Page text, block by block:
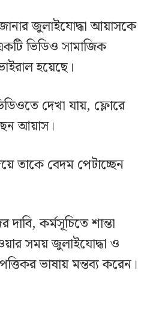
জুলাইযোদ্ধা আয়াসকে
ভিডিও সামাজিক
হয়েছে।
দেখা যায়, ফ্লোরে
আয়াস।
তাকে বেদম পেটাচ্ছেন
কর্মসূচিতে শান্তা
সময় জুলাইযোদ্ধা ও
ভাষায় মন্তব্য করেন।